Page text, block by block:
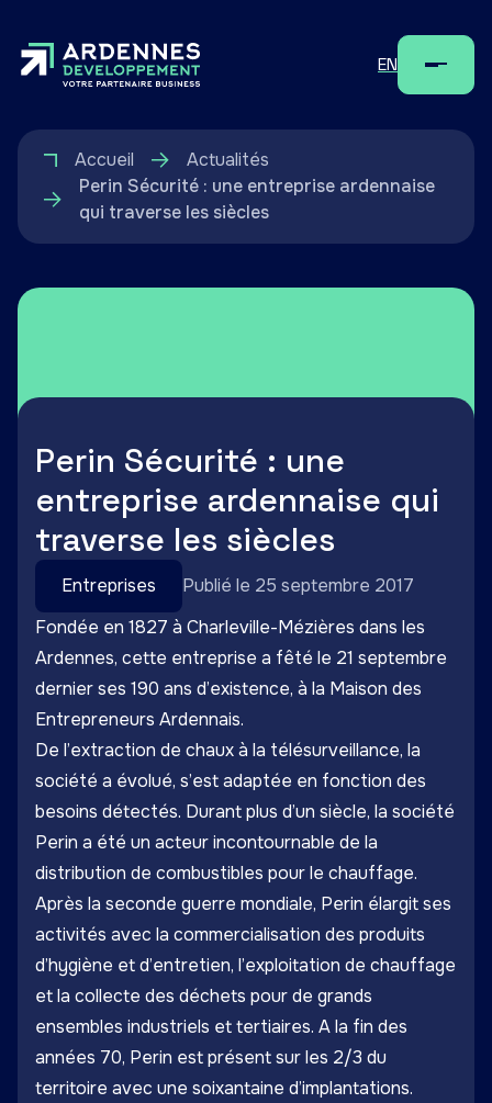
EN Menu
Accueil
Actualités
Perin Sécurité : une entreprise ardennaise
qui traverse les siècles
Perin Sécurité : une
entreprise ardennaise qui
traverse les siècles
Entreprises
Publié le 25 septembre 2017
Fondée en 1827 à Charleville-Mézières dans les
Ardennes, cette entreprise a fêté le 21 septembre
dernier ses 190 ans d’existence, à la Maison des
Entrepreneurs Ardennais.
De l’extraction de chaux à la télésurveillance, la
société a évolué, s’est adaptée en fonction des
besoins détectés. Durant plus d’un siècle, la société
Perin a été un acteur incontournable de la
distribution de combustibles pour le chauffage.
Après la seconde guerre mondiale, Perin élargit ses
activités avec la commercialisation des produits
d’hygiène et d’entretien, l’exploitation de chauffage
et la collecte des déchets pour de grands
ensembles industriels et tertiaires. A la fin des
années 70, Perin est présent sur les 2/3 du
territoire avec une soixantaine d’implantations.